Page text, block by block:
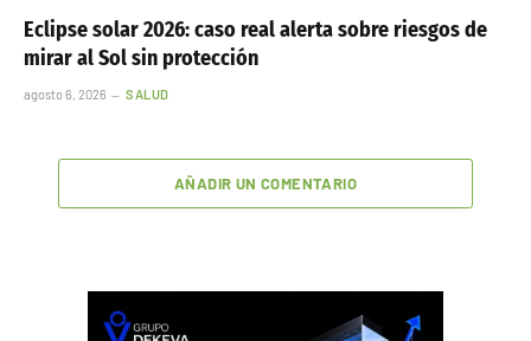
Eclipse solar 2026: caso real alerta sobre riesgos de
mirar al Sol sin protección
agosto 6, 2026 SALUD
AÑADIR UN COMENTARIO